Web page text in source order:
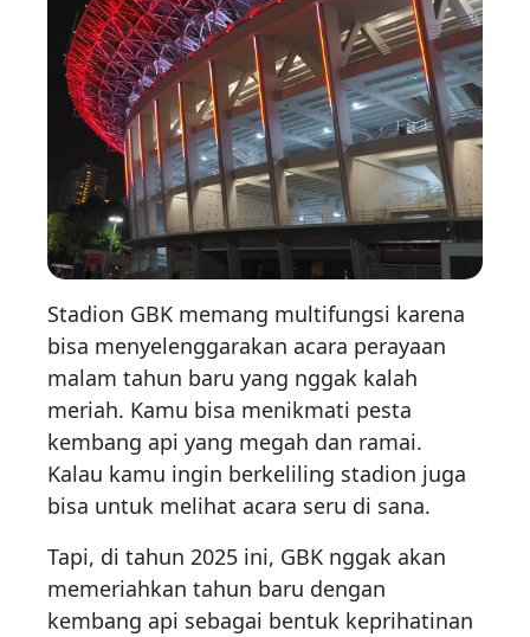
Stadion GBK memang multifungsi karena
bisa menyelenggarakan acara perayaan
malam tahun baru yang nggak kalah
meriah. Kamu bisa menikmati pesta
kembang api yang megah dan ramai.
Kalau kamu ingin berkeliling stadion juga
bisa untuk melihat acara seru di sana.
Tapi, di tahun 2025 ini, GBK nggak akan
memeriahkan tahun baru dengan
kembang api sebagai bentuk keprihatinan